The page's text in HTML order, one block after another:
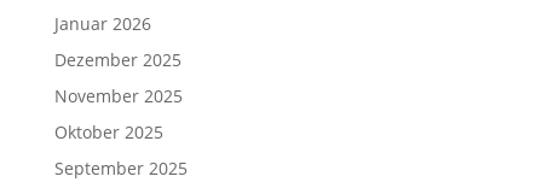
Januar 2026
Dezember 2025
November 2025
Oktober 2025
September 2025